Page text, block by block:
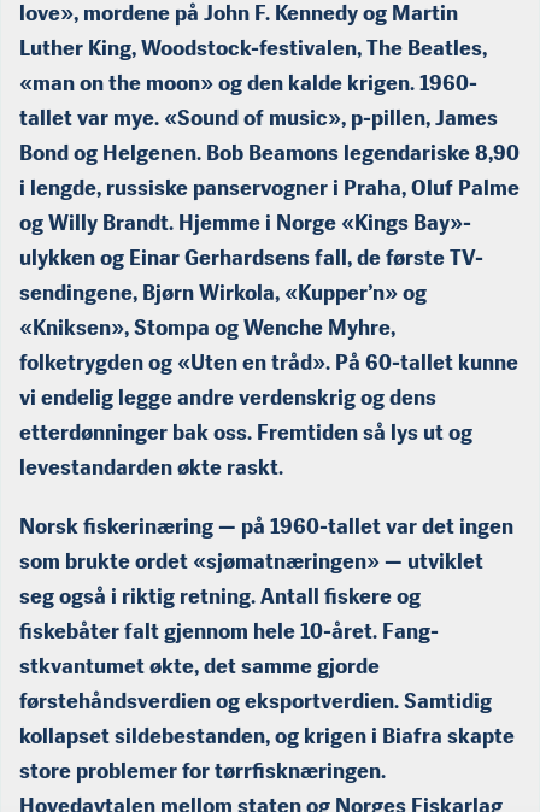
love», mordene på John F. Kennedy og Martin
Luther King, Woodstock-festivalen, The Beatles,
«man on the moon» og den kalde krigen. 1960-
tallet var mye. «Sound of music», p-pillen, James
Bond og Helgenen. Bob Beamons legendariske 8,90
i lengde, russiske panservogner i Praha, Oluf Palme
og Willy Brandt. Hjemme i Norge «Kings Bay»-
ulykken og Einar Gerhardsens fall, de første TV-
sendingene, Bjørn Wirkola, «Kupper’n» og
«Kniksen», Stompa og Wenche Myhre,
folketrygden og «Uten en tråd». På 60-tallet kunne
vi endelig legge andre verdenskrig og dens
etterdønninger bak oss. Fremtiden så lys ut og
levestandarden økte raskt.
Norsk fiskerinæring — på 1960-tallet var det ingen
som brukte ordet «sjømatnæringen» — utviklet
seg også i riktig retning. Antall fiskere og
fiskebåter falt gjennom hele 10-året. Fang­
stkvantumet økte, det samme gjorde
førstehåndsverdien og eksport­verdien. Samtidig
kollapset sildebestanden, og krigen i Biafra skapte
store problemer for tørrfisknæringen.
Hovedavtalen mellom staten og Norges Fiskarlag